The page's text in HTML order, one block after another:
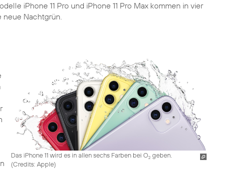
iPhone 11 Pro und iPhone 11 Pro Max kommen in vier
neue Nachtgrün.
Das iPhone 11 wird es in allen sechs Farben bei O2geben.
(Credits: Apple)